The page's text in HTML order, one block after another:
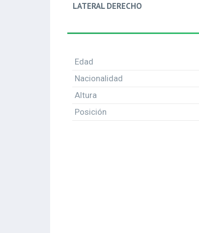
LATERAL DERECHO
Edad
Nacionalidad
Altura
Posición